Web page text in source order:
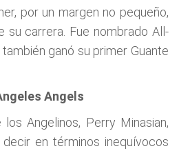
por un margen no pequeño,
su carrera. Fue nombrado All-
ganó su primer Guante
Angels
Angelinos, Perry Minasian,
en términos inequívocos